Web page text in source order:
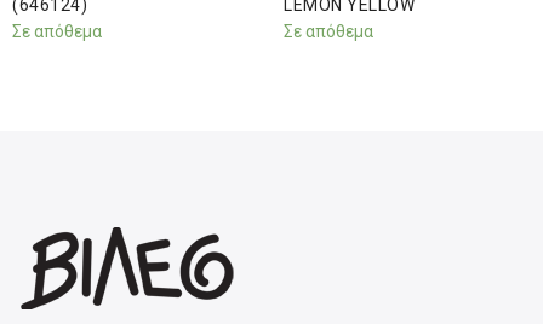
(646124)
Σε απόθεμα
LEMON YELLOW
Σε απόθεμα